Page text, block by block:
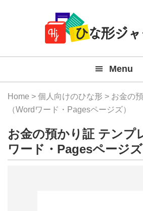
Navigation
Menu
Home > 個人向けのひな形 > お金の
（Wordワード・Pagesページズ）
お金の預かり証 テンプ
ワード・Pagesページズ